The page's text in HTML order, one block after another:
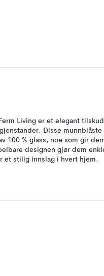
Living er et elegant
Disse munnblåste
100 % glass, noe som gir
designen gjør dem
et stilig innslag i hvert hjem.